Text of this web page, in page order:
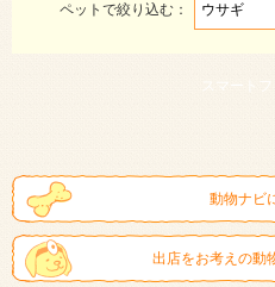
ペットで絞り込む：
スマートフ
動物ナビ
出店をお考えの動